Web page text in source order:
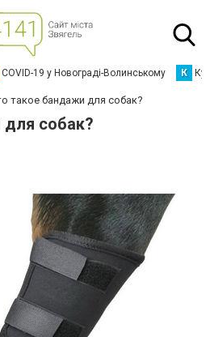
COVID-19 у Новограді-Волинському К
такое бандажи для собак?
собак?